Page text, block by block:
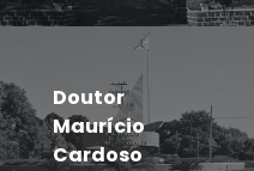
Doutor
Maurício
Cardoso